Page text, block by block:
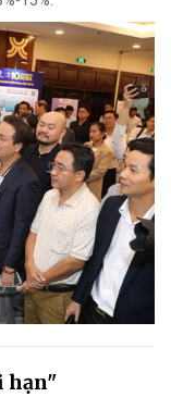
hạn"